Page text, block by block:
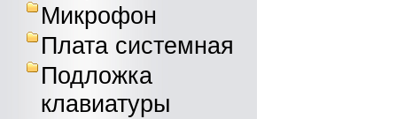
Микрофон
Плата системная
Подложка
клавиатуры